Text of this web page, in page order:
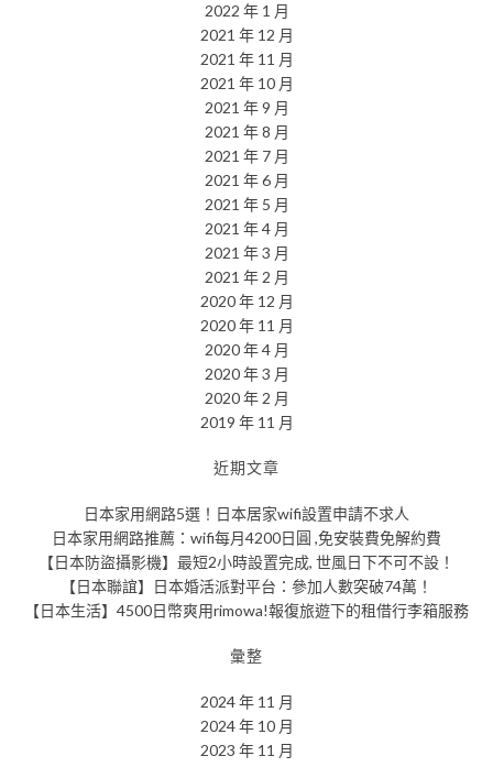
2022 年 1 月
2021 年 12 月
2021 年 11 月
2021 年 10 月
2021 年 9 月
2021 年 8 月
2021 年 7 月
2021 年 6 月
2021 年 5 月
2021 年 4 月
2021 年 3 月
2021 年 2 月
2020 年 12 月
2020 年 11 月
2020 年 4 月
2020 年 3 月
2020 年 2 月
2019 年 11 月
近期文章
日本家用網路5選！日本居家wifi設置申請不求人
日本家用網路推薦：wifi每月4200日圓 ,免安裝費免解約費
【日本防盜攝影機】最短2小時設置完成, 世風日下不可不設！
【日本聯誼】日本婚活派對平台：參加人數突破74萬！
【日本生活】4500日幣爽用rimowa!報復旅遊下的租借行李箱服務
彙整
2024 年 11 月
2024 年 10 月
2023 年 11 月